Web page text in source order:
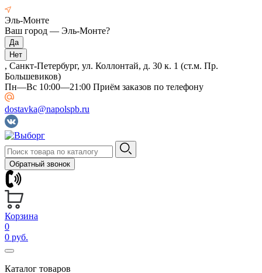
Эль-Монте
Ваш город — Эль-Монте?
, Санкт-Петербург, ул. Коллонтай, д. 30 к. 1 (ст.м. Пр.
Большевиков)
Пн—Вс 10:00—21:00 Приём заказов по телефону
dostavka@napolspb.ru
Обратный звонок
Корзина
0
0 руб.
Каталог товаров